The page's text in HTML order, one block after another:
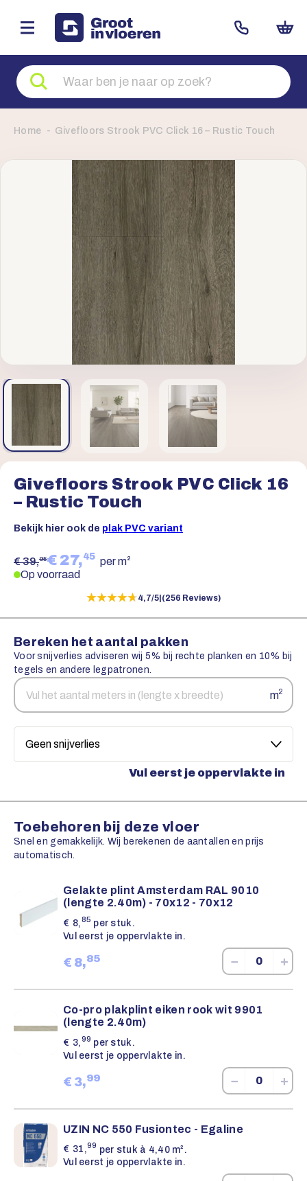
Zoeken
naar
producten
Home Givefloors Strook PVC Click 16 – Rustic Touch
Givefloors Strook PVC Click 16
– Rustic Touch
Bekijk hier ook de plak PVC variant
€ 39,95€ 27,45 per m²
Op voorraad
★★★★★
★★★★★4,7/5 (256 Reviews)
Bereken het aantal pakken
Voor snijverlies adviseren wij 5% bij rechte planken en 10% bij
tegels en andere legpatronen.
Aantal
vierkante
m2
Snijverlies
Vul eerst je oppervlakte in
Toebehoren bij deze vloer
Snel en gemakkelijk. Wij berekenen de aantallen en prijs
automatisch.
Gelakte plint Amsterdam RAL 9010
(lengte 2.40m) - 70x12 - 70x12
€ 8,85 per stuk.
Vul eerst je oppervlakte in.
€ 8,85 − +
Co-pro plakplint eiken rook wit 9901
(lengte 2.40m)
€ 3,99 per stuk.
Vul eerst je oppervlakte in.
€ 3,99 − +
UZIN NC 550 Fusiontec - Egaline
€ 31,99 per stuk à 4,40 m².
Vul eerst je oppervlakte in.